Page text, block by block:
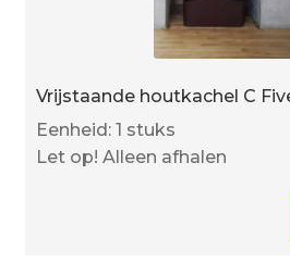
Vrijstaande houtkachel C
Eenheid: 1 stuks
Let op! Alleen afhalen